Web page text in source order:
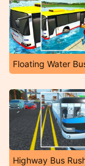
Highway Bus